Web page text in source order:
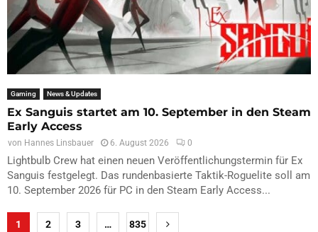
Gaming News & Updates
Ex Sanguis startet am 10. September in den Steam
Early Access
von Hannes Linsbauer 6. August 2026 0
Lightbulb Crew hat einen neuen Veröffentlichungstermin für Ex
Sanguis festgelegt. Das rundenbasierte Taktik-Roguelite soll am
10. September 2026 für PC in den Steam Early Access...
1 2 3 … 835